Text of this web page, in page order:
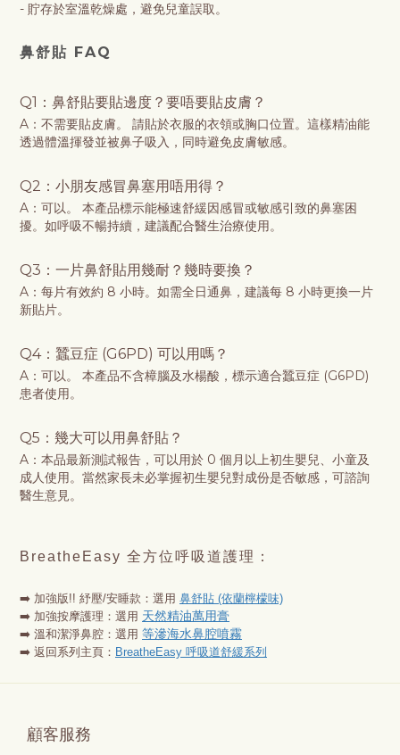
- 貯存於室溫乾燥處，避免兒童誤取。
鼻舒貼 FAQ
Q1：鼻舒貼要貼邊度？要唔要貼皮膚？
A：不需要貼皮膚。 請貼於衣服的衣領或胸口位置。這樣精油能
透過體溫揮發並被鼻子吸入，同時避免皮膚敏感。
Q2：小朋友感冒鼻塞用唔用得？
A：可以。 本產品標示能極速舒緩因感冒或敏感引致的鼻塞困
擾。如呼吸不暢持續，建議配合醫生治療使用。
Q3：一片鼻舒貼用幾耐？幾時要換？
A：每片有效約 8 小時。如需全日通鼻，建議每 8 小時更換一片
新貼片。
Q4：蠶豆症 (G6PD) 可以用嗎？
A：可以。 本產品不含樟腦及水楊酸，標示適合蠶豆症 (G6PD)
患者使用。
Q5：幾大可以用鼻舒貼 ？
A：本品最新測試報告，可以用於 0 個月以上初生嬰兒、小童及
成人使用。當然家長未必掌握初生嬰兒對成份是否敏感，可諮詢
醫生意見。
BreatheEasy 全方位呼吸道護理：
➡️ 加強版!! 紓壓/安睡款：選用 鼻舒貼 (依蘭檸檬味)
➡️ 加強按摩護理：選用 天然精油萬用膏
➡️ 溫和潔淨鼻腔 ：選用 等滲海水鼻腔噴霧
➡️ 返回系列主頁： BreatheEasy 呼吸道舒緩系列
顧客服務